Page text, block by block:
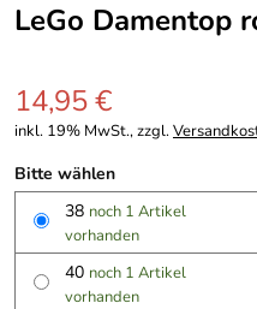
LeGo Damentop
14,95 €
inkl. 19% MwSt., zzgl.
Bitte wählen
38 noch 1 Artikel
vorhanden
40 noch 1 Artikel
vorhanden